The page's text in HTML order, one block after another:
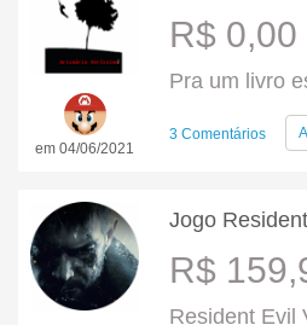
em 04/06/2021
R$ 0,00
Pra um livro
3 Comentários
Jogo
R$
Resident Evil